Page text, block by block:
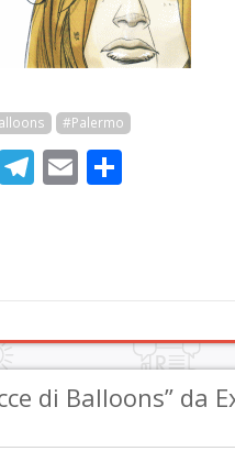
#Palermo
WhatsApp
Telegram
Email
di Balloons” da